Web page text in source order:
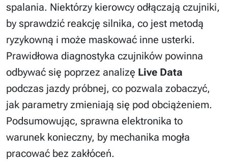
spalania. Niektórzy kierowcy odłączają czujniki,
by sprawdzić reakcję silnika, co jest metodą
ryzykowną i może maskować inne usterki.
Prawidłowa diagnostyka czujników powinna
odbywać się poprzez analizę Live Data
podczas jazdy próbnej, co pozwala zobaczyć,
jak parametry zmieniają się pod obciążeniem.
Podsumowując, sprawna elektronika to
warunek konieczny, by mechanika mogła
pracować bez zakłóceń.